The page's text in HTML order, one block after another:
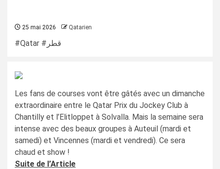
25 mai 2026 Qatarien
#Qatar #قطر
Les fans de courses vont être gâtés avec un dimanche
extraordinaire entre le Qatar Prix du Jockey Club à
Chantilly et l’Elitloppet à Solvalla. Mais la semaine sera
intense avec des beaux groupes à Auteuil (mardi et
samedi) et Vincennes (mardi et vendredi). Ce sera
chaud et show !
Suite de l’Article